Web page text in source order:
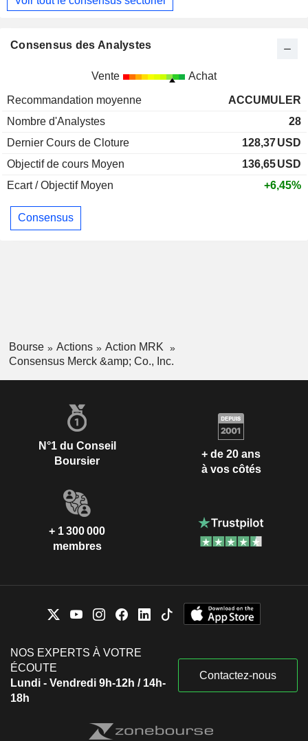
Consensus des Analystes
Vente Achat
Recommandation moyenne
ACCUMULER
Nombre d'Analystes
28
Dernier Cours de Cloture
128,37USD
Objectif de cours Moyen
136,65USD
Ecart / Objectif Moyen
+6,45%
Consensus
Bourse Actions
Action MRK
Consensus Merck &amp; Co., Inc.
N°1 du Conseil
Boursier
+ de 20 ans
à vos côtés
+ 1 300 000
membres
NOS EXPERTS À VOTRE
ÉCOUTE
Lundi - Vendredi 9h-12h / 14h-
18h
Contactez-nous